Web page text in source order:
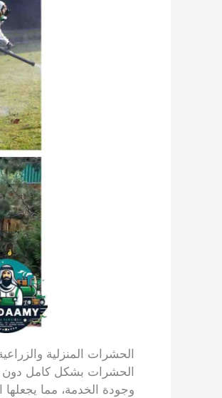
الحشرات المنزلية
الحشرات بشكل كامل دون
وجودة الخدمة، مما يجعلها